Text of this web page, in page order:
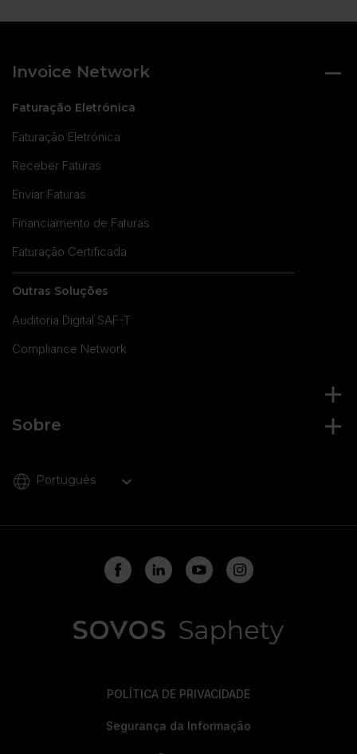
Invoice Network
Faturação Eletrónica
Faturação Eletrónica
Receber Faturas
Enviar Faturas
Financiamento de Faturas
Faturação Certificada
Outras Soluções
Auditoria Digital SAF-T
Compliance Network
Sobre
Português
POLÍTICA DE PRIVACIDADE
Segurança da Informação